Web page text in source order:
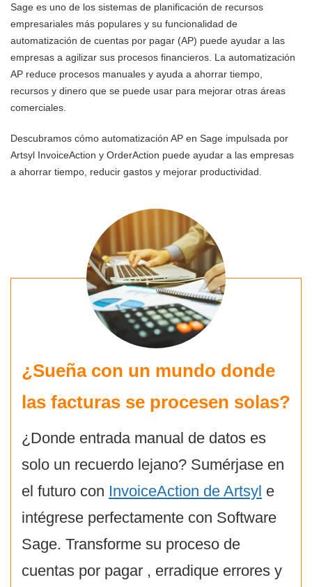
Sage es uno de los sistemas de planificación de recursos
empresariales más populares y su funcionalidad de
automatización de cuentas por pagar (AP) puede ayudar a las
empresas a agilizar sus procesos financieros. La automatización
AP reduce procesos manuales y ayuda a ahorrar tiempo,
recursos y dinero que se puede usar para mejorar otras áreas
comerciales.
Descubramos cómo automatización AP en Sage impulsada por
Artsyl InvoiceAction y OrderAction puede ayudar a las empresas
a ahorrar tiempo, reducir gastos y mejorar productividad.
¿Sueña con un mundo donde
las facturas se procesen solas?
¿Donde entrada manual de datos es
solo un recuerdo lejano? Sumérjase en
el futuro con InvoiceAction de Artsyl e
intégrese perfectamente con Software
Sage. Transforme su proceso de
cuentas por pagar , erradique errores y